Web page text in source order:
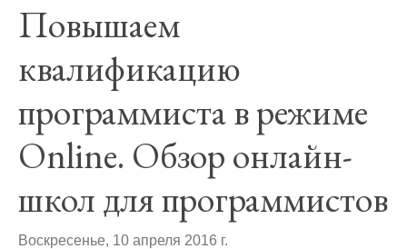
Повышаем
квалификацию
программиста в режиме
Online. Обзор онлайн-
школ для программистов
Воскресенье, 10 апреля 2016 г.